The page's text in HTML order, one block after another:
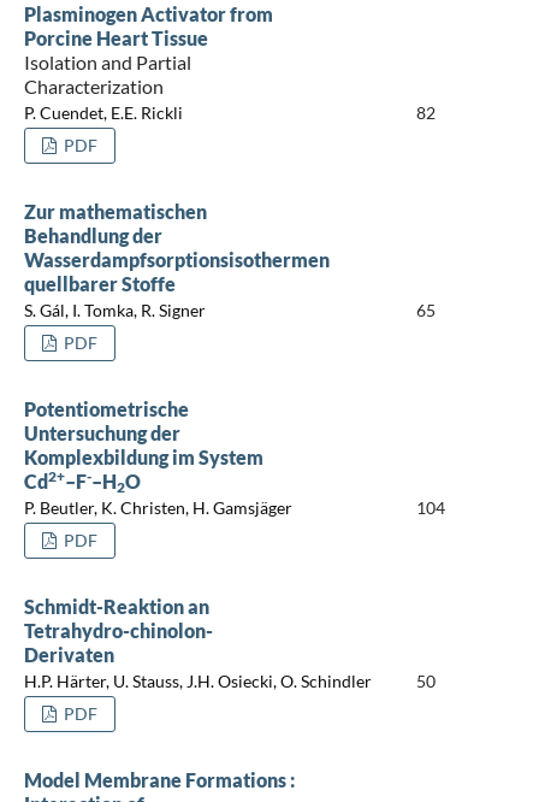
Plasminogen Activator from
Porcine Heart Tissue
Isolation and Partial
Characterization
P. Cuendet, E.E. Rickli
82
PDF
Zur mathematischen
Behandlung der
Wasserdampfsorptionsisothermen
quellbarer Stoffe
S. Gál, I. Tomka, R. Signer
65
PDF
Potentiometrische
Untersuchung der
Komplexbildung im System
Cd2+–F-–H2O
P. Beutler, K. Christen, H. Gamsjäger
104
PDF
Schmidt-Reaktion an
Tetrahydro-chinolon-
Derivaten
H.P. Härter, U. Stauss, J.H. Osiecki, O. Schindler
50
PDF
Model Membrane Formations :